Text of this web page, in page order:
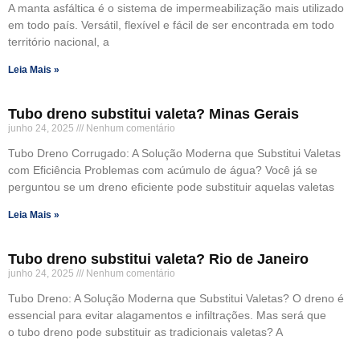
A manta asfáltica é o sistema de impermeabilização mais utilizado
em todo país. Versátil, flexível e fácil de ser encontrada em todo
território nacional, a
Leia Mais »
Tubo dreno substitui valeta? Minas Gerais
junho 24, 2025 Nenhum comentário
Tubo Dreno Corrugado: A Solução Moderna que Substitui Valetas
com Eficiência Problemas com acúmulo de água? Você já se
perguntou se um dreno eficiente pode substituir aquelas valetas
Leia Mais »
Tubo dreno substitui valeta? Rio de Janeiro
junho 24, 2025 Nenhum comentário
Tubo Dreno: A Solução Moderna que Substitui Valetas? O dreno é
essencial para evitar alagamentos e infiltrações. Mas será que
o tubo dreno pode substituir as tradicionais valetas? A